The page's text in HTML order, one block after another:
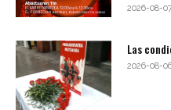
2026-08-
Las
2026-08-